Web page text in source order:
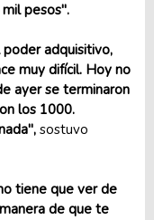
pesos".
adquisitivo,
muy difícil. Hoy no
ayer se terminaron
los 1000.
sostuvo
tiene que ver de
de que te